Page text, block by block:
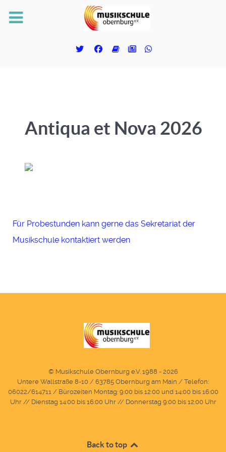
Antiqua et Nova 2026
Für Probestunden kann gerne das Sekretariat der
Musikschule kontaktiert werden
© Musikschule Obernburg e.V. 1988 - 2026
Untere Wallstraße 8-10 / 63785 Obernburg am Main / Telefon:
06022/614711 / Bürozeiten Montag: 9:00 bis 12:00 und 14:00 bis 16:00
Uhr // Dienstag 14:00 bis 16:00 Uhr // Donnerstag 9:00 bis 12:00 Uhr
Back to top